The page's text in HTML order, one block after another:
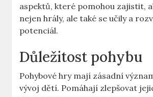
aspektů, které pomohou zajistit,
nejen hrály, ale také se učily a
potenciál.
Důležitost pohybu
Pohybové hry mají zásadní
vývoj dětí. Pomáhají zlepšovat